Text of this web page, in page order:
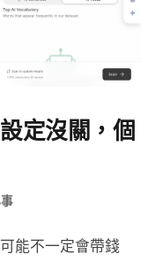
定沒關，個
能不一定會帶錢